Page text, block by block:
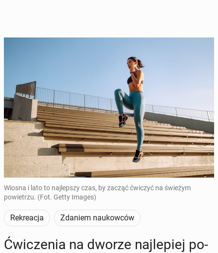
Wiosna i lato to najlepszy czas, by zacząć ćwiczyć na świeżym
powietrzu. (Fot. Getty Images)
Rekreacja Zdaniem naukowców
Ćwi­cze­nia na dworze naj­le­piej po­